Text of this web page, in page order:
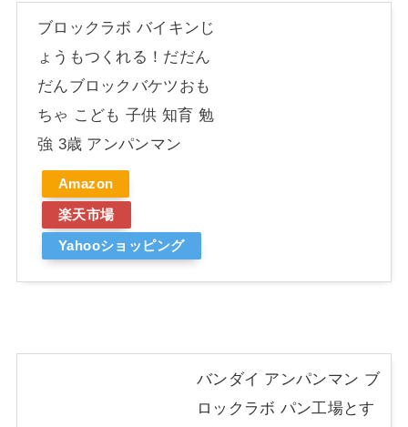
ブロックラボ バイキンじ
ょうもつくれる！だだん
だんブロックバケツおも
ちゃ こども 子供 知育 勉
強 3歳 アンパンマン
Amazon
楽天市場
Yahooショッピング
バンダイ アンパンマン ブ
ロックラボ パン工場とす